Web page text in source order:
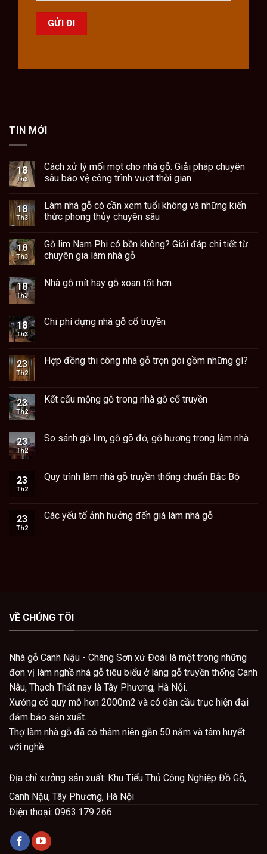
TIN MỚI
18
Th3
Cách xử lý mối mọt cho nhà gỗ: Giải pháp chuyên
sâu bảo vệ công trình vượt thời gian
18
Th3
Làm nhà gỗ có cần xem tuổi không và những kiến
thức phong thủy chuyên sâu
18
Th3
Gỗ lim Nam Phi có bền không? Giải đáp chi tiết từ
chuyên gia làm nhà gỗ
18
Th3
Nhà gỗ mít hay gỗ xoan tốt hơn
18
Th3
Chi phí dựng nhà gỗ cổ truyền
23
Th2
Hợp đồng thi công nhà gỗ trọn gói gồm những gì?
23
Th2
Kết cấu mộng gỗ trong nhà gỗ cổ truyền
23
Th2
So sánh gỗ lim, gỗ gõ đỏ, gỗ hương trong làm nhà
23
Th2
Quy trình làm nhà gỗ truyền thống chuẩn Bắc Bộ
23
Th2
Các yếu tố ảnh hưởng đến giá làm nhà gỗ
VỀ CHÚNG TÔI
Nhà gỗ Canh Nậu - Chàng Sơn xứ Đoài là một trong những
đơn vị làm nghề nhà gỗ tiêu biểu ở làng gỗ truyền thống Canh
Nâu, Thạch Thất nay là Tây Phương, Hà Nội.
Xưởng có quy mô hơn 2000m2 và có dàn cầu trục hiện đại
đảm bảo sản xuất.
Thợ làm nhà gỗ đã có thâm niên gần 50 năm và tâm huyết
với nghề
Địa chỉ xưởng sản xuất: Khu Tiểu Thủ Công Nghiệp Đồ Gỗ,
Canh Nậu, Tây Phương, Hà Nội
Điện thoại: 0963.179.266